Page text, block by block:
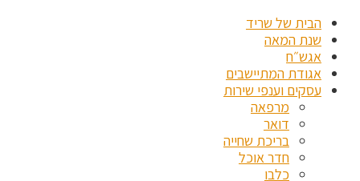
הבית של שריד
שנת המאה
אגש״ח
אגודת המתיישבים
עסקים וענפי שירות
מרפאה
דואר
בריכת שחייה
חדר אוכל
כלבו